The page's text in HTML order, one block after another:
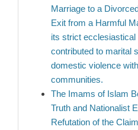
Marriage to a
Exit from a Harmful
its strict ecclesiastical
contributed to marital
domestic violence
communities.
The Imams of Islam
Truth and Nationalist
Refutation of the